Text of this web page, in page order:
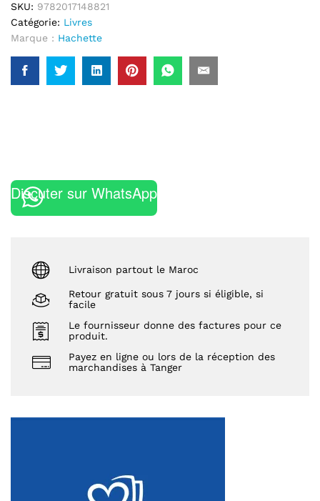
SKU: 9782017148821
Catégorie: Livres
Marque : Hachette
Discuter sur WhatsApp
Livraison partout le Maroc
Retour gratuit sous 7 jours si éligible, si
facile
Le fournisseur donne des factures pour ce
produit.
Payez en ligne ou lors de la réception des
marchandises à Tanger